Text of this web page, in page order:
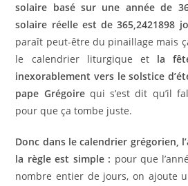
solaire basé sur une année de
solaire réelle est de 365,2421898
paraît peut-être du pinaillage mais
le calendrier liturgique etla fête
inexorablement vers le solstice
pape Grégoirequi s’est dit qu’il
pour que ça tombe juste.
Donc dans le calendrier grégorien,
la règle est simple : pour que
nombre entier de jours, on ajoute